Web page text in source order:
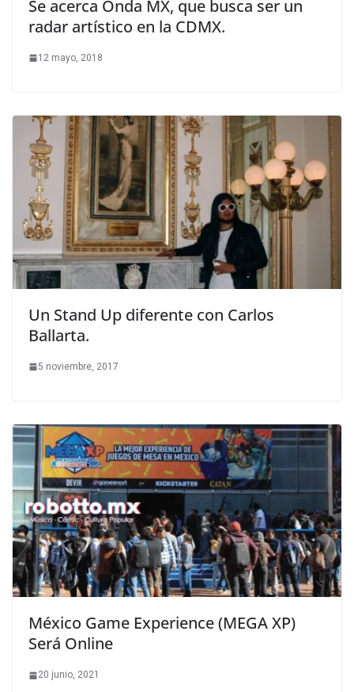
Se acerca Onda MX, que busca ser un
radar artístico en la CDMX.
12 mayo, 2018
Un Stand Up diferente con Carlos
Ballarta.
5 noviembre, 2017
México Game Experience (MEGA XP)
Será Online
20 junio, 2021